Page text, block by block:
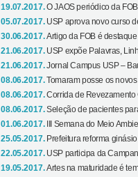
19.07.2017.O JAOS periódico da
05.07.2017. USP aprova novo curso
30.06.2017.Artigo da FOB é
21.06.2017. USP expõe Palavras,
21.06.2017.Jornal Campus USP –
08.06.2017.Tomaram posse os
08.06.2017.Corrida de Revezamento
08.06.2017.Seleção de pacientes
01.06.2017.
III Semana do Meio
25.05.2017. Prefeitura reforma
22.05.2017. USP participa da
19.05.2017.Artes na maturidade é